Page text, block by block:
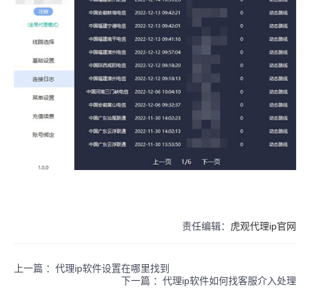
责任编辑： 虎观代理ip官网
上一篇 ： 代理ip软件设置在哪里找到
下一篇 ： 代理ip软件如何找客服介入处理